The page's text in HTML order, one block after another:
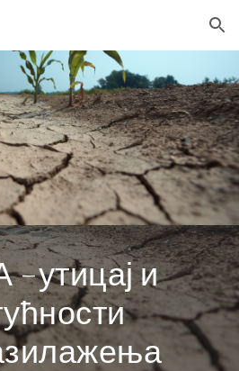
Skip to navigation
и